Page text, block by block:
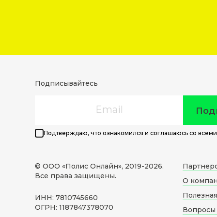
Подписывайтесь
Подтверждаю, что ознакомился и соглашаюсь со
© ООО «Полис Онлайн», 2019-2026.
Все права защищены.
ИНН: 7810745660
ОГРН: 1187847378070
О
Вопросы